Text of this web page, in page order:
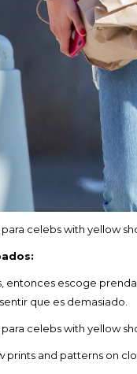
entonces escoge
que es demasiado.